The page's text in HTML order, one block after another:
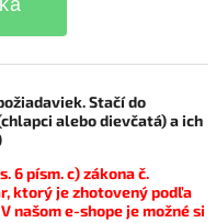
Stačí do
alebo dievčatá) a ich
6 písm. c) zákona č.
ktorý je zhotovený podľa
našom e-shope je možné si